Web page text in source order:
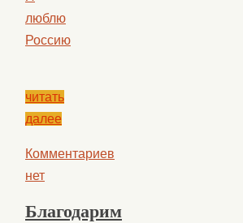
люблю
Россию
читать
далее
Комментариев
нет
Благодарим